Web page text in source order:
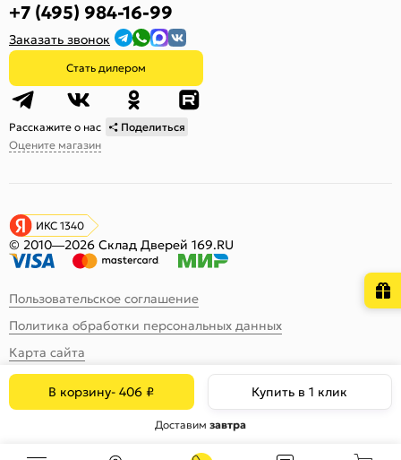
В корзину-406 ₽ Купить в 1 клик
Доставим завтра
+7 (495) 984-16-99
Заказать звонок
Стать дилером
Расскажите о нас
Поделиться
Оцените магазин
ИКС 1340
© 2010—2026 Склад Дверей 169.RU
Пользовательское соглашение
Политика обработки персональных данных
Карта сайта